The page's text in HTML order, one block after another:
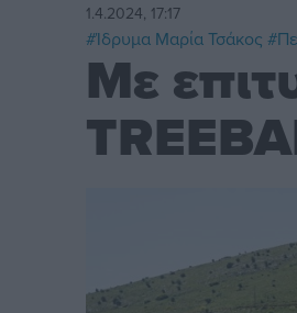
1.4.2024, 17:17
#Ίδρυμα Μαρία Τσάκος
Με